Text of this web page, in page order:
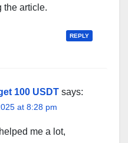
the article.
REPLY
100 USDT says:
at 8:28 pm
me a lot,